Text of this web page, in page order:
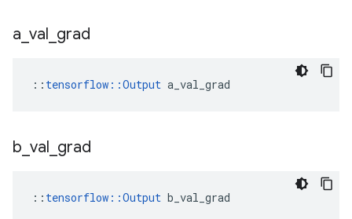
a val grad
:: tensorflow::Output a_val_grad
b val grad
:: tensorflow::Output b_val_grad